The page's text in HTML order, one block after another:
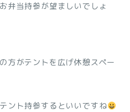
弁当持参が望ましいでしょ
方がテントを広げ休憩スペー
ント持参するといいですね